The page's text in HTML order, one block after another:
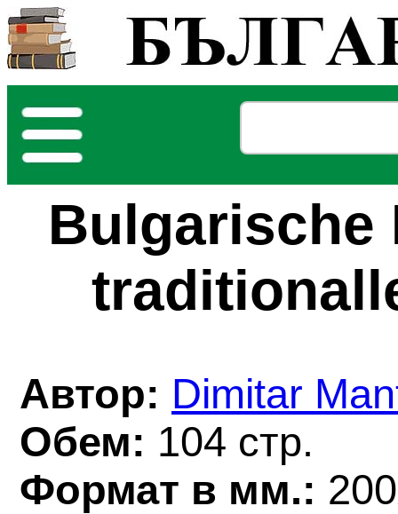
Bulgarische
Автор: Dimitar
Обем: 104 стр.
Формат в мм.: